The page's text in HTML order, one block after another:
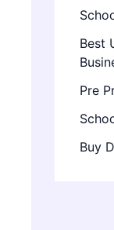
Best
Pre
Buy